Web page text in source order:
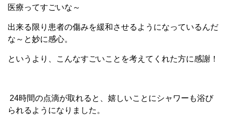
医療ってすごいな～
出来る限り患者の傷みを緩和させるようになっているんだ
な～と妙に感心。
というより、こんなすごいことを考えてくれた方に感謝！
24時間の点滴が取れると、嬉しいことにシャワーも浴び
られるようになりました。